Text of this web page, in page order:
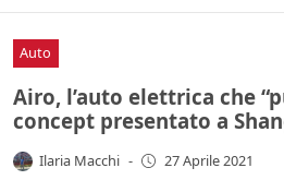
Auto
Airo, l’auto elettrica che
concept presentato a
Ilaria Macchi - 27 Aprile 2021